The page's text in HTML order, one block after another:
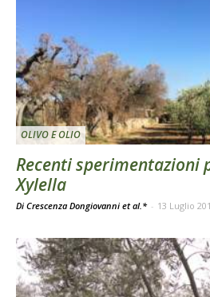
OLIVO E OLIO
Recenti sperimentazioni
Xylella
Di Crescenza Dongiovanni et al.* - 13 Luglio